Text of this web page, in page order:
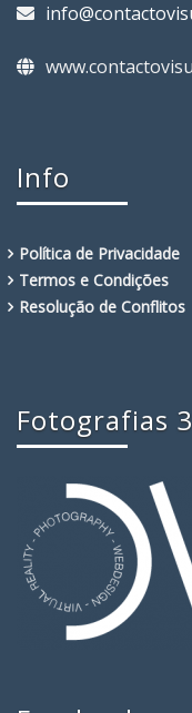
Info
Política de Privacidade
Termos e Condições
Resolução de Conflitos
Fotografias